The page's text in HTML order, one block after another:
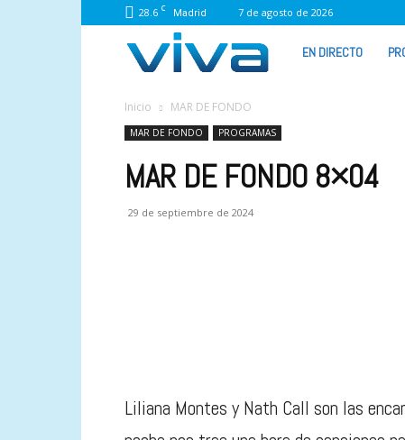
28.6 C Madrid 7 de agosto de 2026
VIVA
EN DIRECTO
Inicio MAR DE FONDO
MAR DE FONDO PROGRAMAS
MAR DE FONDO 8×04
29 de septiembre de 2024
Liliana Montes y Nath Call son las